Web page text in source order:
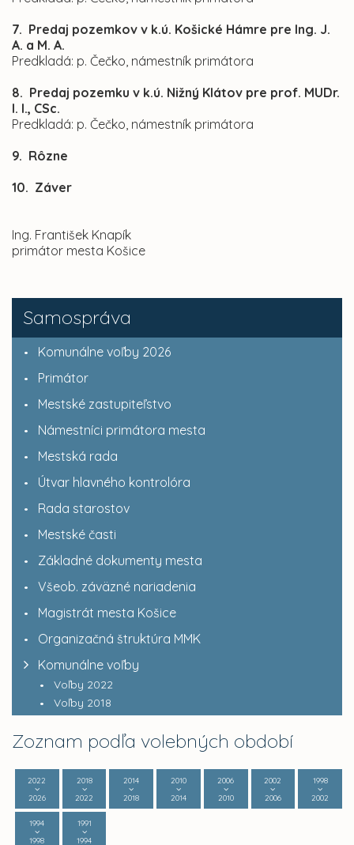
Samospráva
Komunálne voľby 2026
Primátor
Mestské zastupiteľstvo
Námestníci primátora mesta
Mestská rada
Útvar hlavného kontrolóra
Rada starostov
Mestské časti
Základné dokumenty mesta
Všeob. záväzné nariadenia
Magistrát mesta Košice
Organizačná štruktúra MMK
Komunálne voľby
Voľby 2022
Voľby 2018
Zoznam podľa volebných období
2022
2026
2018
2022
2014
2018
2010
2014
2006
2010
2002
2006
1998
2002
1994
1998
1991
1994
7. Predaj pozemkov v k.ú. Košické Hámre pre Ing. J.
A. a M. A.
Predkladá: p. Čečko, námestník primátora
8. Predaj pozemku v k.ú. Nižný Klátov pre prof. MUDr.
I. I., CSc.
Predkladá: p. Čečko, námestník primátora
9. Rôzne
10. Záver
Ing. František Knapík
primátor mesta Košice